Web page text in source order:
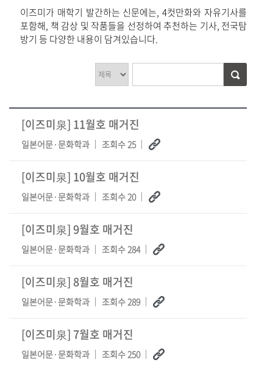
이즈미가 매학기 발간하는 신문에는, 4컷만화와 자유기사를
포함해, 책 감상 및 작품들을 선정하여 추천하는 기사, 전국탐
방기 등 다양한 내용이 담겨있습니다.
[이즈미泉] 11월호 매거진
일본어문·문화학과 조회수 25
[이즈미泉] 10월호 매거진
일본어문·문화학과 조회수 20
[이즈미泉] 9월호 매거진
일본어문·문화학과 조회수 284
[이즈미泉] 8월호 매거진
일본어문·문화학과 조회수 289
[이즈미泉] 7월호 매거진
일본어문·문화학과 조회수 250